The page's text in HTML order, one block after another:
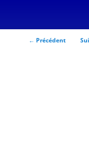
Navigation
← Précédent